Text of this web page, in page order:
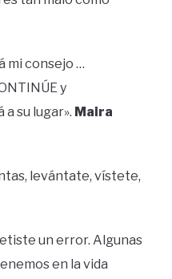
mi consejo …
y
su lugar». Maira
levántate, vístete,
un error. Algunas
en la vida